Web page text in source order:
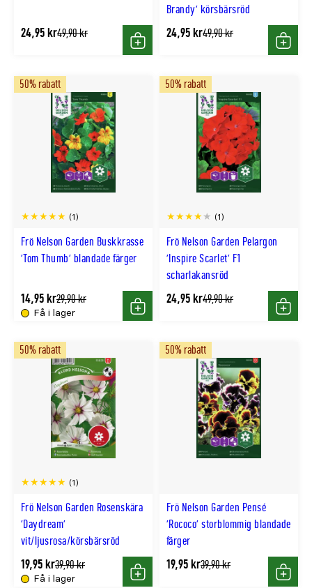
24,95 krTidligere
49,90 kr
Köp
Brandy' körsbärsröd
24,95 krTidligere
49,90 kr
Köp
Frö Nelson Garden Buskkrasse
'Tom Thumb' blandade färger
(1)
50% rabatt
Få i lager
14,95 krTidligere
lägsta
pris
29,90 kr
Köp
Frö Nelson Garden Pelargon
'Inspire Scarlet' F1
scharlakansröd
(1)
50% rabatt
24,95 krTidligere
49,90 kr
Köp
Frö Nelson Garden Rosenskära
'Daydream'
vit/ljusrosa/körsbärsröd
(1)
50% rabatt
Få i lager
19,95 krTidligere
lägsta
39,90 kr
Köp
Frö Nelson Garden Pensé
'Rococo' storblommig blandade
färger
50% rabatt
19,95 krTidligere
39,90 kr
Köp